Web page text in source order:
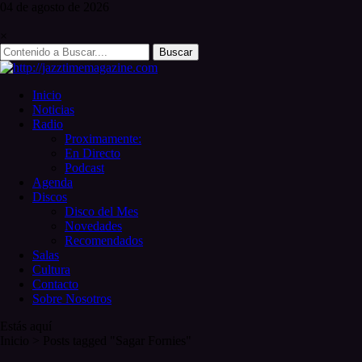
Search
for:
Inicio
Noticias
Radio
Proximamente:
En Directo
Podcast
Agenda
Discos
Disco del Mes
Novedades
Recomendados
Salas
Cultura
Contacto
Sobre Nosotros